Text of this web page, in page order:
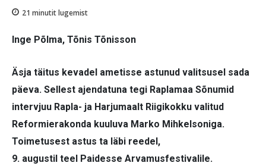
21 minutit lugemist
Inge Põlma, Tõnis Tõnisson
Äsja täitus kevadel ametisse astunud valitsusel sada
päeva. Sellest ajendatuna tegi Raplamaa Sõnumid
intervjuu Rapla- ja Harjumaalt Riigikokku valitud
Reformierakonda kuuluva Marko Mihkelsoniga.
Toimetusest astus ta läbi reedel,
9. augustil teel Paidesse Arvamusfestivalile.